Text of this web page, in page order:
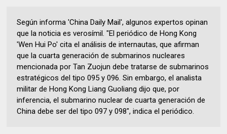
Según informa 'China Daily Mail', algunos expertos opinan
que la noticia es verosímil. "El periódico de Hong Kong
'Wen Hui Po' cita el análisis de internautas, que afirman
que la cuarta generación de submarinos nucleares
mencionada por Tan Zuojun debe tratarse de submarinos
estratégicos del tipo 095 y 096. Sin embargo, el analista
militar de Hong Kong Liang Guoliang dijo que, por
inferencia, el submarino nuclear de cuarta generación de
China debe ser del tipo 097 y 098", indica el periódico.